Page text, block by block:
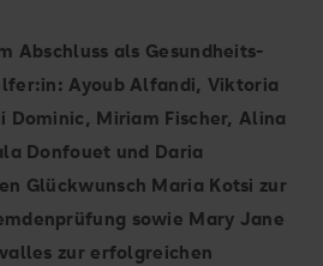
Abschluss als Gesundheits-
Ayoub Alfandi, Viktoria
Dominic, Miriam Fischer, Alina
Donfouet und Daria
Glückwunsch Maria Kotsi zur
sowie Mary Jane
zur erfolgreichen